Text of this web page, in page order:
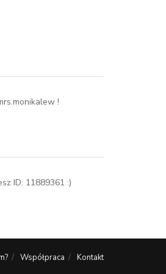
!
ID: 11889361 :)
Współpraca Kontakt